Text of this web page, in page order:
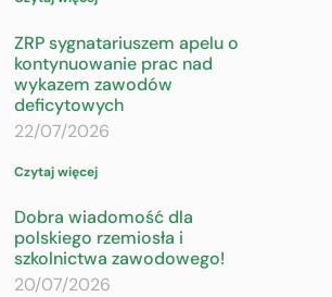
ZRP sygnatariuszem apelu o
kontynuowanie prac nad
wykazem zawodów
deficytowych
22/07/2026
Czytaj więcej
Dobra wiadomość dla
polskiego rzemiosła i
szkolnictwa zawodowego!
20/07/2026